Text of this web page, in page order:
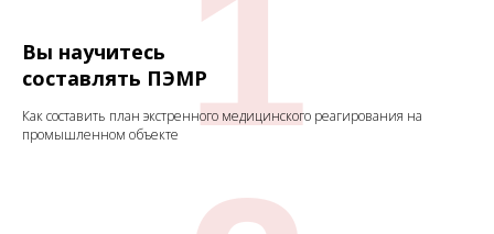
Вы научитесь
составлять ПЭМР
Как составить план экстренного медицинского реагирования на
промышленном объекте